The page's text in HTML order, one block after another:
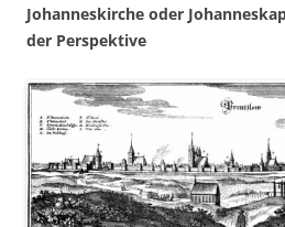
Johanneskirche oder
der Perspektive